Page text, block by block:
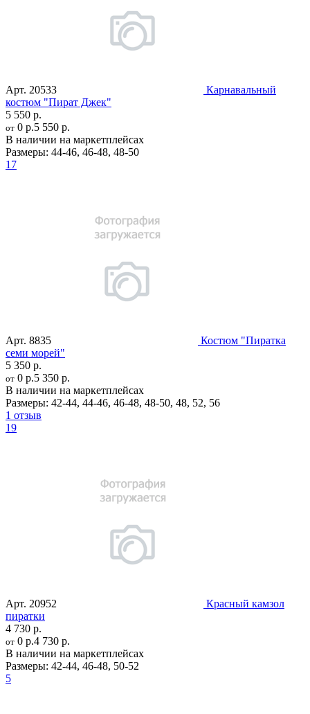
Арт. 20533
Карнавальный
костюм "Пират Джек"
5 550 р.
от 0 р.5 550 р.
В наличии на маркетплейсах
Размеры: 44-46, 46-48, 48-50
17
Арт. 8835
Костюм "Пиратка
семи морей"
5 350 р.
от 0 р.5 350 р.
В наличии на маркетплейсах
Размеры: 42-44, 44-46, 46-48, 48-50, 48, 52, 56
1 отзыв
19
Арт. 20952
Красный камзол
пиратки
4 730 р.
от 0 р.4 730 р.
В наличии на маркетплейсах
Размеры: 42-44, 46-48, 50-52
5